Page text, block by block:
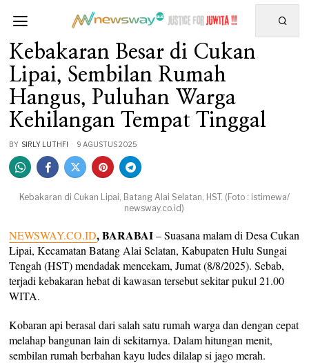
Kebakaran Besar di Cukan
Lipai, Sembilan Rumah
Hangus, Puluhan Warga
Kehilangan Tempat Tinggal
BY SIRLY LUTHFI 9 AGUSTUS 2025
Kebakaran di Cukan Lipai, Batang Alai Selatan, HST. (Foto : istimewa/
newsway.co.id)
NEWSWAY.CO.ID, BARABAI– Suasana malam di Desa Cukan
Lipai, Kecamatan Batang Alai Selatan, Kabupaten Hulu Sungai
Tengah (HST) mendadak mencekam, Jumat (8/8/2025). Sebab,
terjadi kebakaran hebat di kawasan tersebut sekitar pukul 21.00
WITA.
Kobaran api berasal dari salah satu rumah warga dan dengan cepat
melahap bangunan lain di sekitarnya. Dalam hitungan menit,
sembilan rumah berbahan kayu ludes dilalap si jago merah.